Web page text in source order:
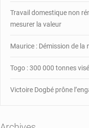
de
la
disparue
Travail domestique non
mesurer la valeur
Maurice : Démission de la
Togo : 300 000 tonnes
Victoire Dogbé prône